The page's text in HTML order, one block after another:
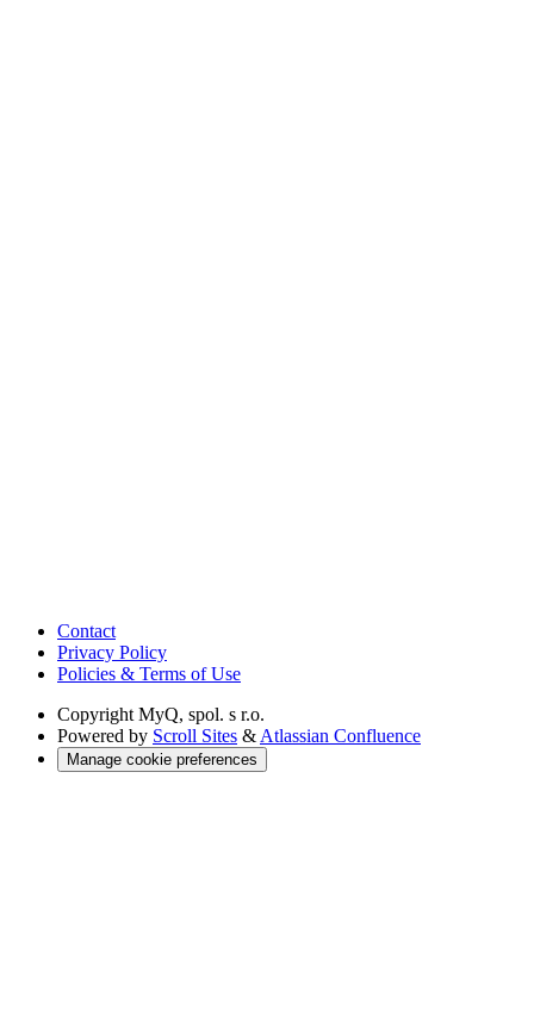
Contact
Privacy Policy
Policies & Terms of Use
Copyright MyQ, spol. s r.o.
Powered by Scroll Sites & Atlassian Confluence
Manage cookie preferences